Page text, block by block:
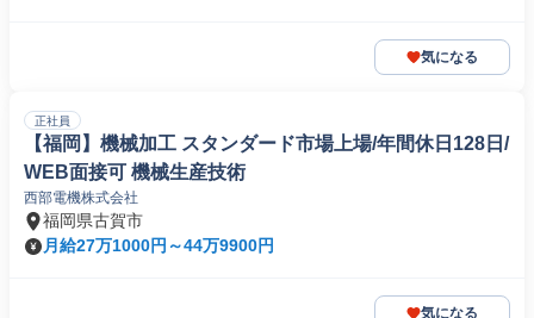
気になる
正社員
【福岡】機械加工 スタンダード市場上場/年間休日128日/
WEB面接可 機械生産技術
西部電機株式会社
福岡県古賀市
月給27万1000円～44万9900円
気になる